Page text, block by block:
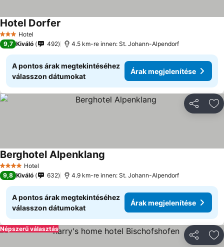
3 Kategória
Hotel
Hotel Dorfer
9,7 Kiváló 492 4.5 km-re innen: St. Johann-Alpendorf
A pontos árak megtekintéséhez
válasszon dátumokat
Árak megjelenítése
4 KategóriaHotel
Berghotel Alpenklang
9,8 Kiváló 632 4.9 km-re innen: St. Johann-Alpendorf
A pontos árak megtekintéséhez
válasszon dátumokat
Árak megjelenítése
Népszerű választás